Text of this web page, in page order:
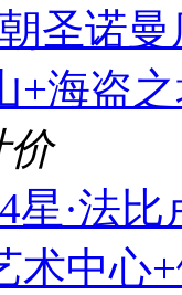
圣诺
+海盗
价
星·法
术中心